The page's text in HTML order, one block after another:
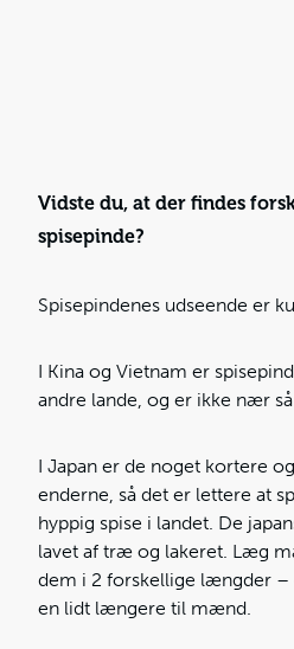
Vidste du, at der findes
spisepinde?
Spisepindenes udseende er
I Kina og Vietnam er
andre lande, og er ikke nær
I Japan er de noget kortere
enderne, så det er lettere at
hyppig spise i landet. De
lavet af træ og lakeret. Læg
dem i 2 forskellige længder –
en lidt længere til mænd.